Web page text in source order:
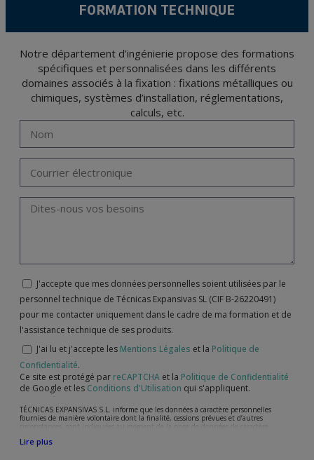
FORMATION TECHNIQUE
Notre département d’ingénierie propose des formations
spécifiques et personnalisées dans les différents
domaines associés à la fixation : fixations métalliques ou
chimiques, systèmes d’installation, réglementations,
calculs, etc.
J'accepte que mes données personnelles soient utilisées par le
personnel technique de Técnicas Expansivas SL (CIF B-26220491)
pour me contacter uniquement dans le cadre de ma formation et de
l'assistance technique de ses produits.
J'ai lu et j'accepte les Mentions Légales et la Politique de
Confidentialité.
Ce site est protégé par reCAPTCHA et la Politique de Confidentialité
de Google et les Conditions d'Utilisation qui s'appliquent.
TÉCNICAS EXPANSIVAS S.L. informe que les données à caractère personnelles
fournies de manière volontaire dont la finalité, cessions prévues et d’autres
circonstances, sont indiquées au moment de la prise de données de caractère
l’attention de votre demande, litige ou requise, maintien de la relation établie, la
Lire plus